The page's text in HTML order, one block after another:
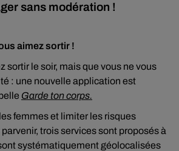
sans modération !
aimez sortir !
sortir le soir, mais que vous ne vous
: une nouvelle application est
Garde ton corps.
femmes et limiter les risques
trois services sont proposés à
systématiquement géolocalisées